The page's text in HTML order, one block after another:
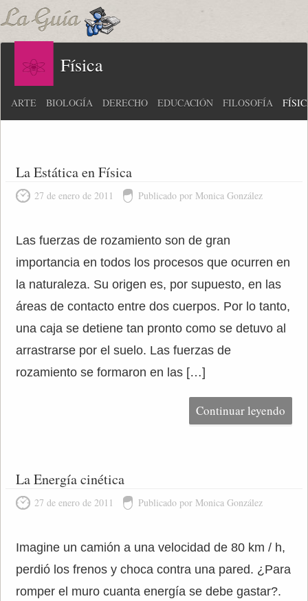
Física
ARTE BIOLOGÍA DERECHO EDUCACIÓN FILOSOFÍA
La Estática en Física
27 de enero de 2011 Publicado por Monica González
Las fuerzas de rozamiento son de gran
importancia en todos los procesos que ocurren en
la naturaleza. Su origen es, por supuesto, en las
áreas de contacto entre dos cuerpos. Por lo tanto,
una caja se detiene tan pronto como se detuvo al
arrastrarse por el suelo. Las fuerzas de
rozamiento se formaron en las […]
Continuar leyendo
La Energía cinética
27 de enero de 2011 Publicado por Monica González
Imagine un camión a una velocidad de 80 km / h,
perdió los frenos y choca contra una pared. ¿Para
romper el muro cuanta energía se debe gastar?.